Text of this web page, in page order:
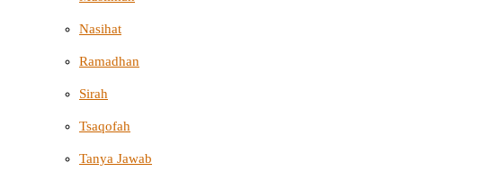
Nasihat
Ramadhan
Sirah
Tsaqofah
Tanya Jawab